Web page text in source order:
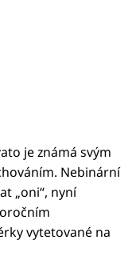
je známá svým
Nebinární
„oni“, nyní
vytetované na